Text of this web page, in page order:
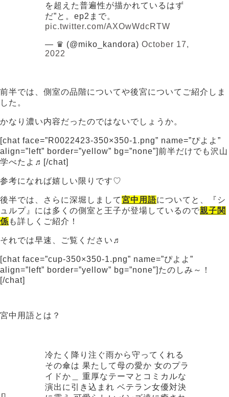
を超えた普遍性が描かれているはず
だ”と。ep2まで。
pic.twitter.com/AXOwWdcRTW
— ♛ (@miko_kandora) October 17,
2022
前半では、側室の品階についてや後宮についてご紹介しま
した。
かなり濃い内容だったのではないでしょうか。
[chat face=”R0022423-350×350-1.png” name=”ぴよよ”
align=”left” border=”yellow” bg=”none”]前半だけでも沢山
学べたよ♬[/chat]
参考になれば嬉しい限りです♡
後半では、さらに深堀しまして宮中用語についてと、『シ
ュルプ』には多くの側室と王子が登場しているので親子関
係 も詳しくご紹介！
それでは早速、ご覧ください♬
[chat face=”cup-350×350-1.png” name=”ぴよよ”
align=”left” border=”yellow” bg=”none”]たのしみ～！
[/chat]
宮中用語とは？
冷たく降り注ぐ雨から守ってくれる
その傘は 果たして母の愛か 女のプラ
イドか＿ 重厚なテーマとコミカルな
演出に引き込まれ ベテラン女優対決